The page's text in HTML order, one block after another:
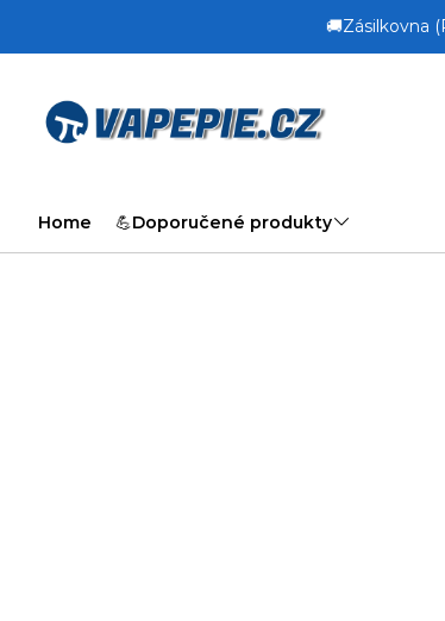
🚚Zásilkovna
Home 💪Doporučené produkty